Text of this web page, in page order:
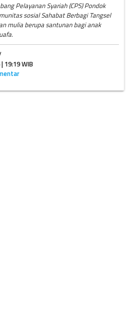
Pelayanan Syariah (CPS) Pondok
sosial Sahabat Berbagi Tangsel
mulia berupa santunan bagi anak
19:19 WIB